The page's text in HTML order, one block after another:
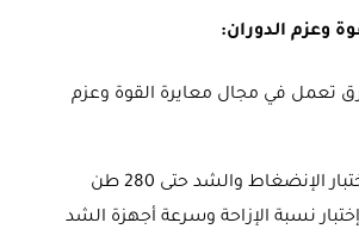
وعزم الدوران:
تعمل في مجال معايرة القوة وعزم
معايرة أجهزة إختبار الإنضغاط والشد حتى 280 طن
نسبة الإزاحة وسرعة أجهزة الشد